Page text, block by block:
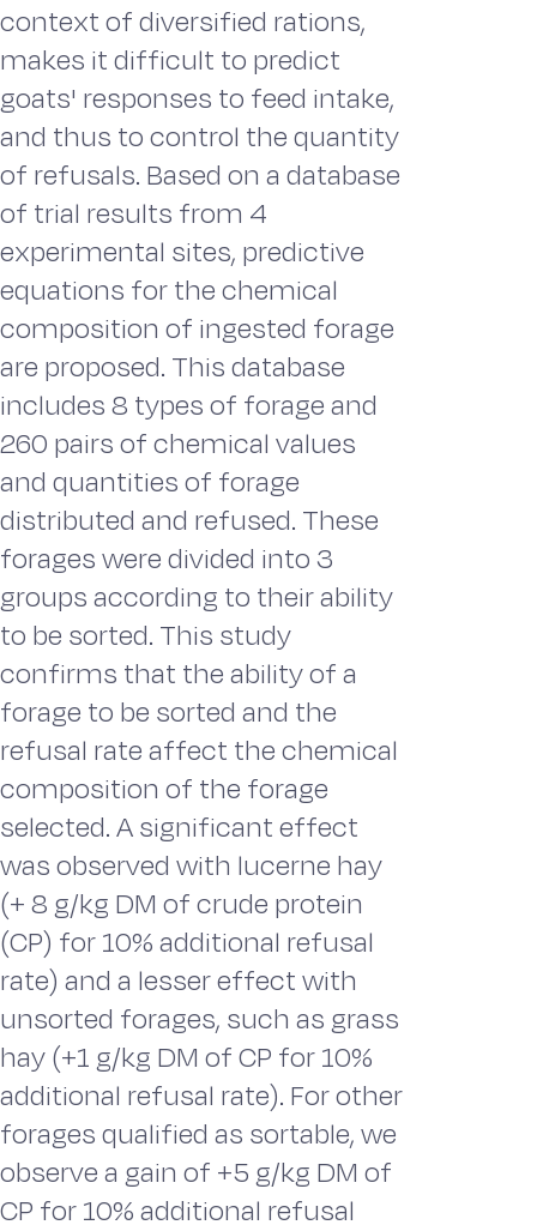
context of diversified rations,
makes it difficult to predict
goats' responses to feed intake,
and thus to control the quantity
of refusals. Based on a database
of trial results from 4
experimental sites, predictive
equations for the chemical
composition of ingested forage
are proposed. This database
includes 8 types of forage and
260 pairs of chemical values
and quantities of forage
distributed and refused. These
forages were divided into 3
groups according to their ability
to be sorted. This study
confirms that the ability of a
forage to be sorted and the
refusal rate affect the chemical
composition of the forage
selected. A significant effect
was observed with lucerne hay
(+ 8 g/kg DM of crude protein
(CP) for 10% additional refusal
rate) and a lesser effect with
unsorted forages, such as grass
hay (+1 g/kg DM of CP for 10%
additional refusal rate). For other
forages qualified as sortable, we
observe a gain of +5 g/kg DM of
CP for 10% additional refusal